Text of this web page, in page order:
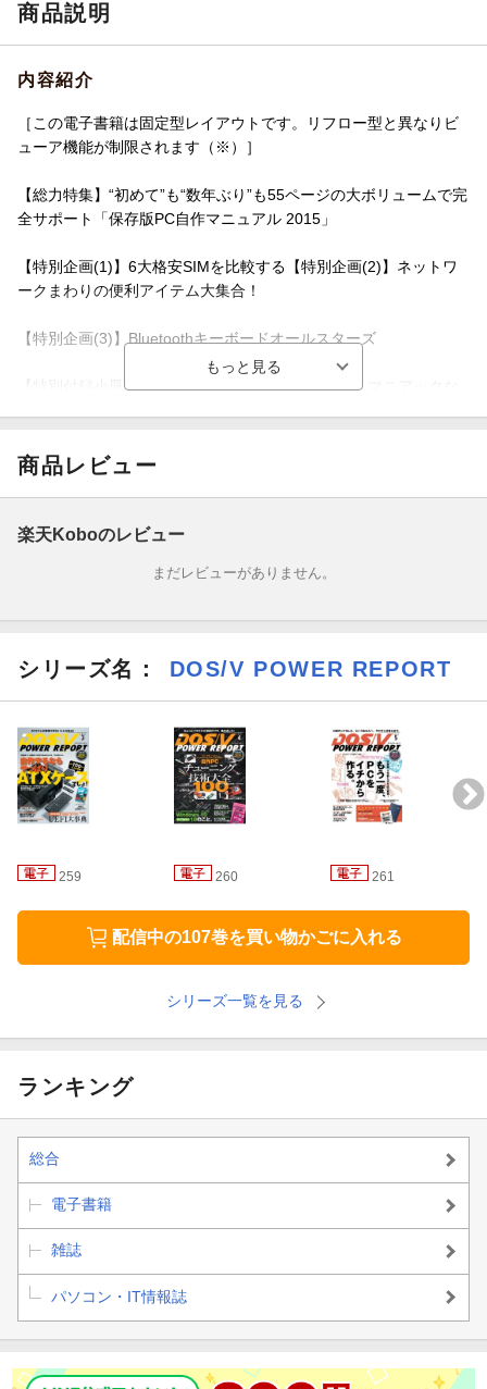
商品説明
内容紹介
［この電子書籍は固定型レイアウトです。リフロー型と異なりビ
ューア機能が制限されます（※）］
【総力特集】“初めて”も“数年ぶり”も55ページの大ボリュームで完
全サポート「保存版PC自作マニュアル 2015」
【特別企画(1)】6大格安SIMを比較する【特別企画(2)】ネットワ
ークまわりの便利アイテム大集合！
【特別企画(3)】Bluetoothキーボードオールスターズ
【特別付録小冊子】今さら聞けないジョーシキも、マニアックな
※固定型レイアウトはページを画像化した構造であるため、ペー
ジの拡大縮小を除く機能は利用できません。また、モノクロ表示
商品レビュー
楽天Koboのレビュー
まだレビューがありません。
シリーズ名： DOS/V POWER REPORT
259 260 261
配信中の107巻を買い物かごに入れる
シリーズ一覧を見る
ランキング
総合
電子書籍
雑誌
パソコン・IT情報誌